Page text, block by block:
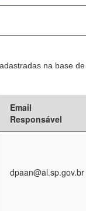
na base de
Email
Responsável
dpaan@al.sp.gov.br